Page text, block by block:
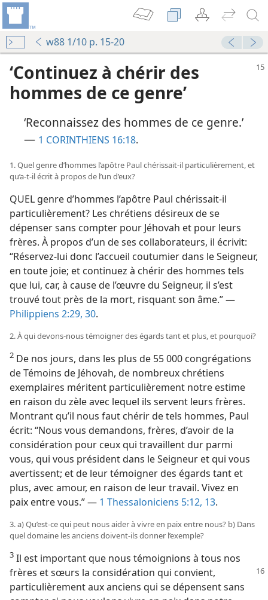
w88 1/10 p. 15-20
‘Continuez à chérir des
hommes de ce genre’
‘Reconnaissez des hommes de ce genre.’
— 1 CORINTHIENS 16:18.
1. Quel genre d’hommes l’apôtre Paul chérissait-il particulièrement, et
qu’a-t-il écrit à propos de l’un d’eux?
QUEL genre d’hommes l’apôtre Paul chérissait-il
particulièrement? Les chrétiens désireux de se
dépenser sans compter pour Jéhovah et pour leurs
frères. À propos d’un de ses collaborateurs, il écrivit:
“Réservez-lui donc l’accueil coutumier dans le Seigneur,
en toute joie; et continuez à chérir des hommes tels
que lui, car, à cause de l’œuvre du Seigneur, il s’est
trouvé tout près de la mort, risquant son âme.” —
Philippiens 2:29, 30.
2. À qui devons-nous témoigner des égards tant et plus, et pourquoi?
2 De nos jours, dans les plus de 55 000 congrégations
de Témoins de Jéhovah, de nombreux chrétiens
exemplaires méritent particulièrement notre estime
en raison du zèle avec lequel ils servent leurs frères.
Montrant qu’il nous faut chérir de tels hommes, Paul
écrit: “Nous vous demandons, frères, d’avoir de la
considération pour ceux qui travaillent dur parmi
vous, qui vous président dans le Seigneur et qui vous
avertissent; et de leur témoigner des égards tant et
plus, avec amour, en raison de leur travail. Vivez en
paix entre vous.” — 1 Thessaloniciens 5:12, 13.
3. a) Qu’est-ce qui peut nous aider à vivre en paix entre nous? b) Dans
quel domaine les anciens doivent-ils donner l’exemple?
3 Il est important que nous témoignions à tous nos
frères et sœurs la considération qui convient,
particulièrement aux anciens qui se dépensent sans